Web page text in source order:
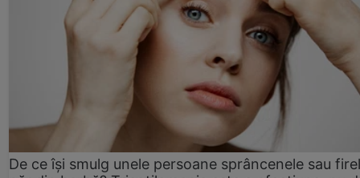
De ce își smulg unele persoane sprâncenele sau